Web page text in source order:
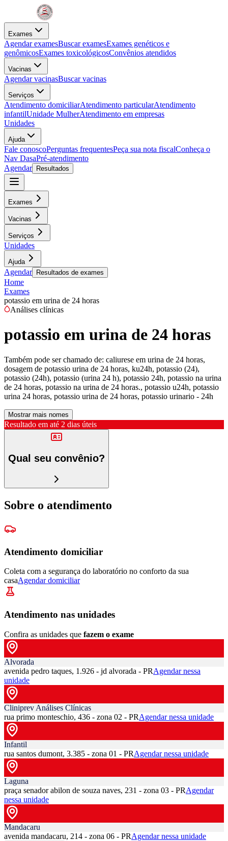
Exames
Agendar examesBuscar examesExames genéticos e
genômicosExames toxicológicosConvênios atendidos
Vacinas
Agendar vacinasBuscar vacinas
Serviços
Atendimento domiciliarAtendimento particularAtendimento
infantilUnidade MulherAtendimento em empresas
Unidades
Ajuda
Fale conoscoPerguntas frequentesPeça sua nota fiscalConheça o
Nav DasaPré-atendimento
Agendar
Resultados
Exames
Vacinas
Serviços
Unidades
Ajuda
Agendar Resultados de exames
Home
Exames
potassio em urina de 24 horas
Análises clínicas
potassio em urina de 24 horas
Também pode ser chamado de: caliurese em urina de 24 horas,
dosagem de potassio urina de 24 horas, ku24h, potassio (24),
potassio (24h), potassio (urina 24 h), potassio 24h, potassio na urina
de 24 horas, potassio na urina de 24 horas., potassio u24h, potassio
urina 24 horas, potassio urina de 24 horas, potassio urinario - 24h
Mostrar mais nomes
Resultado em até 2 dias úteis
Qual seu convênio?
Sobre o atendimento
Atendimento domiciliar
Coleta com a segurança do laboratório no conforto da sua
casaAgendar domiciliar
Atendimento nas unidades
Confira as unidades que fazem o exame
Alvorada
avenida pedro taques, 1.926 - jd alvorada - PRAgendar nessa
unidade
Cliniprev Análises Clínicas
rua primo monteschio, 436 - zona 02 - PRAgendar nessa unidade
Infantil
rua santos dumont, 3.385 - zona 01 - PRAgendar nessa unidade
Laguna
praça senador abilon de souza naves, 231 - zona 03 - PRAgendar
nessa unidade
Mandacaru
avenida mandacaru, 214 - zona 06 - PRAgendar nessa unidade